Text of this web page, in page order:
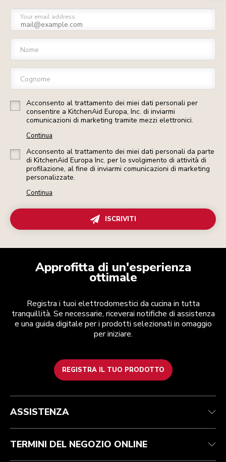
Your email address
Nome
Cognome
Acconsento al trattamento dei miei dati personali per
consentire a KitchenAid Europa, Inc. di inviarmi
comunicazioni di marketing tramite mezzi elettronici.
Continua
Acconsento al trattamento dei miei dati personali da parte
di KitchenAid Europa Inc. per lo svolgimento di attività di
profilazione, al fine di inviarmi comunicazioni di marketing
personalizzate.
Continua
ISCRIVITI
Approfitta di un'esperienza
ottimale
Registra i tuoi elettrodomestici da cucina in tutta
tranquillità. Se necessarie, riceverai notifiche di assistenza
e una guida digitale per i prodotti selezionati in omaggio
per iniziare.
REGISTRA IL TUO PRODOTTO
Assistenza clienti
Garanzia e documentazione
Contattaci
Termini e condizioni
Resi e rimborsi
Imprint
ODR
Per il marchio
Trova un negozio
ASSISTENZA
TERMINI DEL NEGOZIO ONLINE